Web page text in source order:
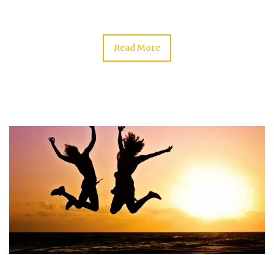
Read More